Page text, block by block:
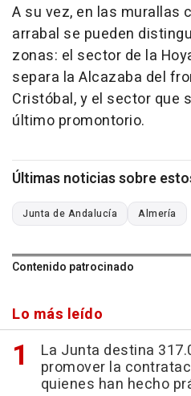
A su vez, en las murallas
arrabal se pueden
zonas: el sector de la
separa la Alcazaba del
Cristóbal, y el sector que
último promontorio.
Últimas noticias sobre
Junta de Andalucía Almería
Contenido patrocinado
Lo más leído
La Junta destina
promover la
quienes han hecho